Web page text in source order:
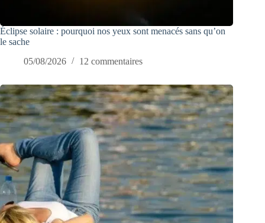
Éclipse solaire : pourquoi nos yeux sont menacés sans qu’on
le sache
05/08/2026
12 commentaires